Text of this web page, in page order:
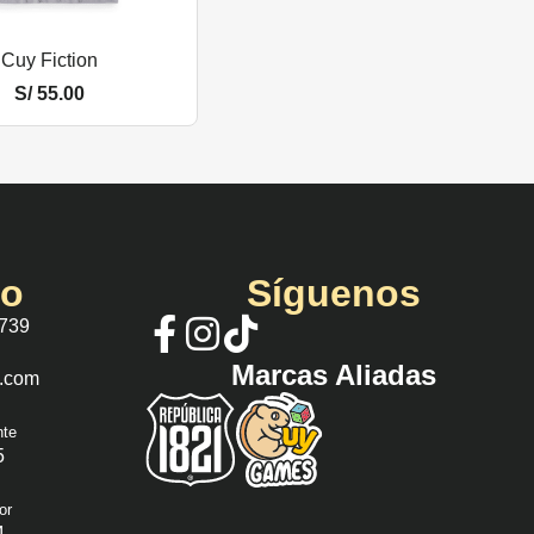
Cuy Fiction
S/55.00
Síguenos
Marcas Aliadas